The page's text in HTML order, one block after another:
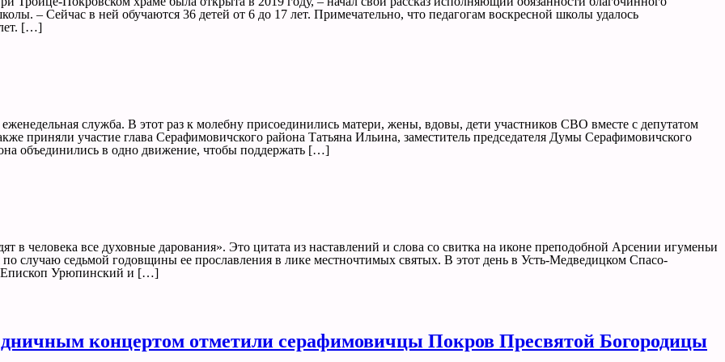
– Сейчас в ней обучаются 36 детей от 6 до 17 лет. Примечательно, что педагогам воскресной школы удалось
лет. […]
служба. В этот раз к молебну присоединились матери, жены, вдовы, дети участников СВО вместе с депутатом
приняли участие глава Серафимовичского района Татьяна Ильина, заместитель председателя Думы Серафимовичского
объединились в одно движение, чтобы поддержать […]
в человека все духовные дарования». Это цитата из наставлений и слова со свитка на иконе преподобной Арсении игуменьи
по случаю седьмой годовщины ее прославления в лике местночтимых святых. В этот день в Усть-Медведицком Спасо-
Епископ Урюпинский и […]
концертом отметили серафимовичцы Покров Пресвятой Богородицы